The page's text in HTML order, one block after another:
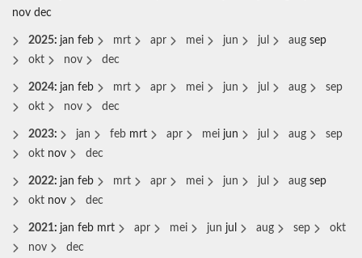
nov dec
2025: jan feb mrt apr mei jun jul aug sep
okt
nov dec
2024: jan feb mrt apr mei jun jul aug
sep
okt
nov dec
2023: jan feb mrt apr mei jun jul aug
sep
okt nov dec
2022: jan feb mrt apr mei jun jul aug sep
okt nov dec
2021: jan feb mrt apr mei jun jul aug sep
okt
nov
dec